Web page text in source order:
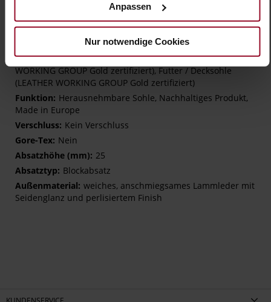
Anpassen
Nur notwendige Cookies
Informationen
TPU/TR/EVA-Sohle
Lederfutter
H – wide (comfort fit)
Made in Europe, Obermaterial (LEATHER
WORKING GROUP Gold zertifiziert), Futter / Decksohle
(LEATHER WORKING GROUP Gold zertifiziert)
Herausnehmbare Sohle, Nachhaltiges Produkt,
Made in Europe
Kein Verschluss
Nein
25
Blockabsatz
weiches, anschmiegsames Lammleder mit
Seidenglanz und perlisiertem Finish